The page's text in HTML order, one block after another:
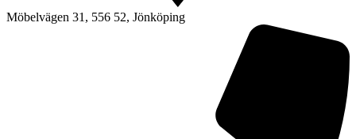
Möbelvägen 31, 556 52, Jönköping